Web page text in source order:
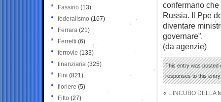
confermano
Russia. Il Ppe
diventare
governare”.
(da agenzie)
This entry was posted
responses to this
« L’INCUBO DELLA
Fassino (13)
federalismo (167)
Ferrara (21)
Ferretti (6)
ferrovie (133)
finanziaria (325)
Fini (821)
fioriere (5)
Fitto (27)